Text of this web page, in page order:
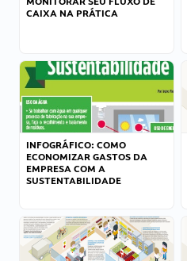
CAIXA NA PRÁTICA
INFOGRÁFICO: COMO
ECONOMIZAR GASTOS DA
EMPRESA COM A
SUSTENTABILIDADE